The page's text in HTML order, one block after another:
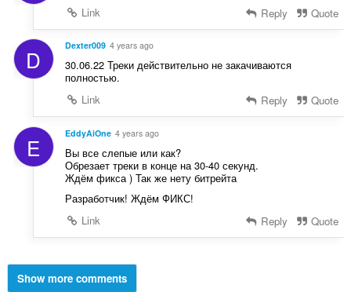
Link
Reply Quote
D Dexter009 4 years ago
30.06.22 Треки действительно не закачиваются
полностью.
Link
Reply Quote
E EddyAiOne 4 years ago
Вы все слепые или как?
Обрезает треки в конце на 30-40 секунд.
Ждём фикса ) Так же нету битрейта
Разработчик! Ждём ФИКС!
Link
Reply Quote
Show more comments